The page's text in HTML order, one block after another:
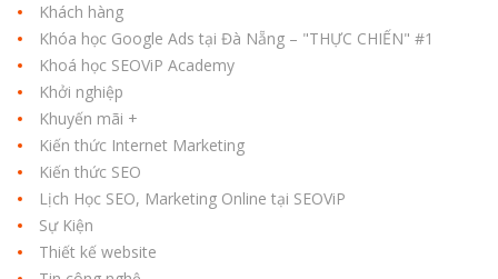
Khách hàng
Khóa học Google Ads tại Đà Nẵng – "THỰC CHIẾN" #1
Khoá học SEOViP Academy
Khởi nghiệp
Khuyến mãi +
Kiến thức Internet Marketing
Kiến thức SEO
Lịch Học SEO, Marketing Online tại SEOViP
Sự Kiện
Thiết kế website